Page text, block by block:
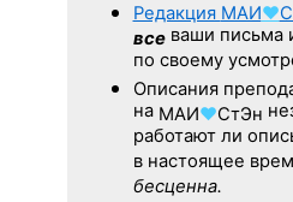
Редакция МАИ♥
всеваши письма
по своему
Описания
на МАИ♥СтЭн
работают ли
в настоящее
бесценна.